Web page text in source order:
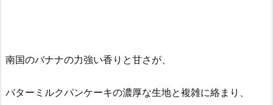
南国のバナナの力強い香りと甘さが、
バターミルクパンケーキの濃厚な生地と複雑に絡まり、